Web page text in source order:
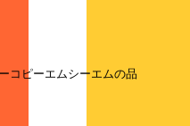
コピーエムシーエムの品